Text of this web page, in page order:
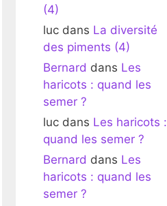
(4)
luc dans La diversité
des piments (4)
Bernard dans Les
haricots : quand les
semer ?
luc dans Les haricots :
quand les semer ?
Bernard dans Les
haricots : quand les
semer ?